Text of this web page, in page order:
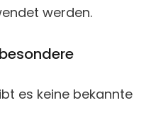
werden.
es keine bekannte